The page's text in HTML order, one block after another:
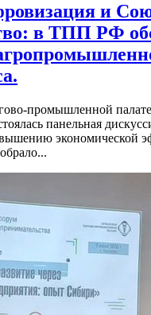
и
в ТПП РФ
промышленной
панельная
экономической